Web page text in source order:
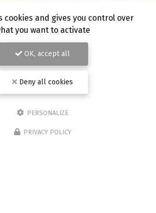
cookies and gives you control over
you want to activate
OK, accept all
Deny all cookies
PERSONALIZE
PRIVACY POLICY